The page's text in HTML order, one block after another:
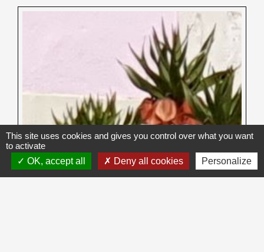
This site uses cookies and gives you control over what you want
to activate
OK, accept all
Deny all cookies Personalize